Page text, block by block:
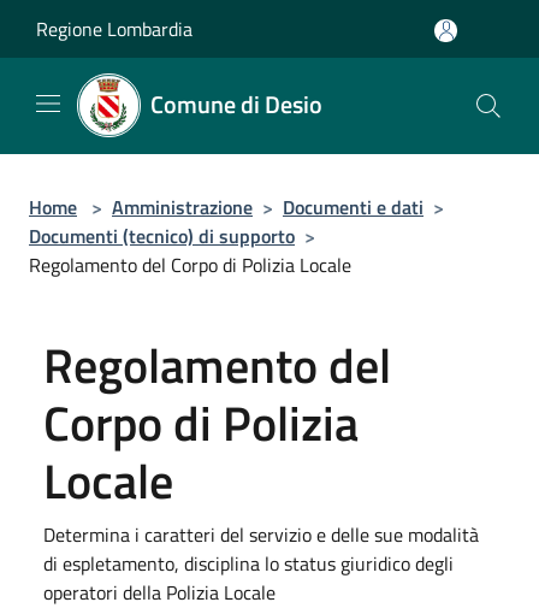
Regione Lombardia
Comune di Desio
Home > Amministrazione > Documenti e dati >
Documenti (tecnico) di supporto >
Regolamento del Corpo di Polizia Locale
Regolamento del
Corpo di Polizia
Locale
Determina i caratteri del servizio e delle sue modalità
di espletamento, disciplina lo status giuridico degli
operatori della Polizia Locale